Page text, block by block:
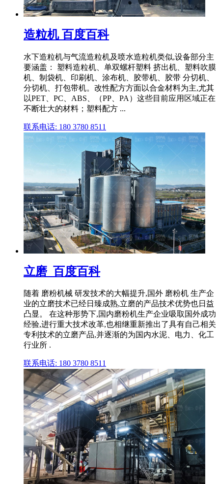
造粒机 百度百科
水下造粒机与气流造粒机及喷水造粒机类似,设备部分主
要涵盖： 塑料造粒机、单双螺杆塑料 挤出机、塑料吹膜
机、制袋机、印刷机、涂布机、胶带机、胶带 分切机、
分切机、打包带机。改性配方方面以合金材料为主,尤其
以PET、PC、ABS、（PP、PA）这些目前应用区域正在
不断壮大的材料；塑料配方 ...
联系电话: 180 3780 8511
立磨_百度百科
随着 磨粉机械 研发技术的大幅提升,国外 磨粉机 生产企
业的立磨技术已经日臻成熟,立磨的产品技术优势也日益
凸显。 在这种形势下,国内磨粉机生产企业吸取国外成功
经验,进行重大技术改革,也相继重新推出了具有自己相关
专利技术的立磨产品,并逐渐的为国内水泥、电力、化工
行业所 .
联系电话: 180 3780 8511